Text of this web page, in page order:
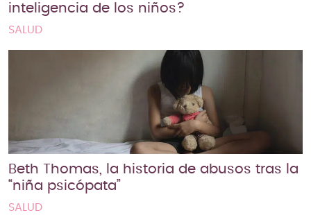
inteligencia de los niños?
SALUD
Beth Thomas, la historia de abusos tras la
“niña psicópata”
SALUD